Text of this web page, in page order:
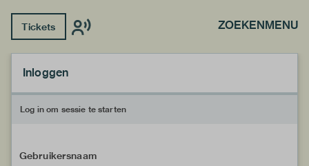
Tickets ZOEKENMENU
Inloggen
Log in om sessie te starten
Gebruikersnaam